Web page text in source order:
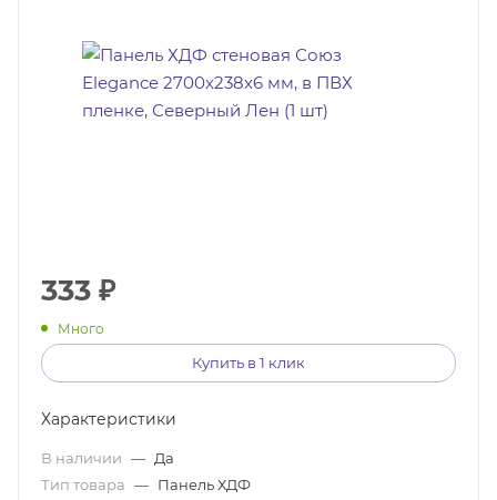
333 ₽
Много
Купить в 1 клик
Характеристики
В наличии — Да
Тип товара — Панель ХДФ